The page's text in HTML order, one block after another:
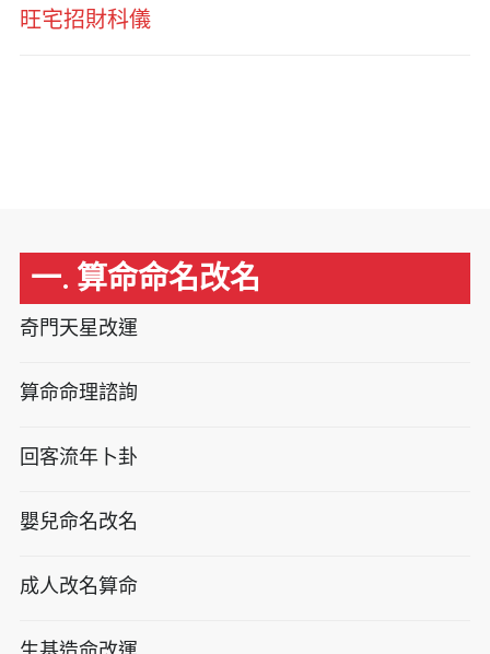
旺宅招財科儀
一. 算命命名改名
奇門天星改運
算命命理諮詢
回客流年卜卦
嬰兒命名改名
成人改名算命